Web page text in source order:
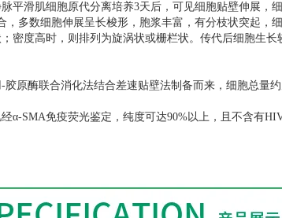
平滑肌细胞原代分离培养3天后，可见细胞贴壁伸展，
，多数细胞伸展呈长梭形，胞浆丰富，有分枝状突起，
密度高时，则排列为旋涡状或栅栏状。传代后细胞生长
-胶原酶联合消化法结合差速贴壁法制备而来，细胞总量
α-SMA免疫荧光鉴定，纯度可达90%以上，且不含有